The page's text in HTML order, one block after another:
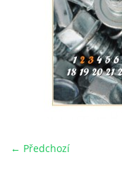
← Předchozí